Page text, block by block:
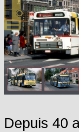
Depuis 40